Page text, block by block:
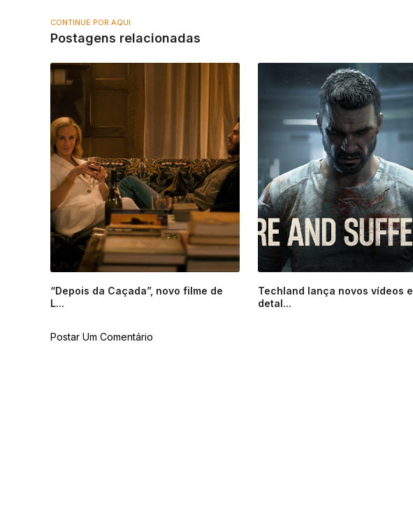
CONTINUE POR AQUI
Postagens relacionadas
“Depois da Caçada”, novo filme de
L...
Techland lança novos vídeos e
detal...
Postar Um Comentário